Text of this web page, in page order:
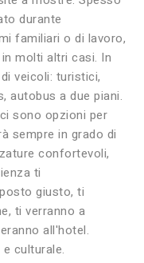
durante
familiari o di lavoro,
molti altri casi. In
veicoli: turistici,
autobus a due piani.
sono opzioni per
sempre in grado di
confortevoli,
ti
giusto, ti
ti verranno a
all'hotel.
culturale.